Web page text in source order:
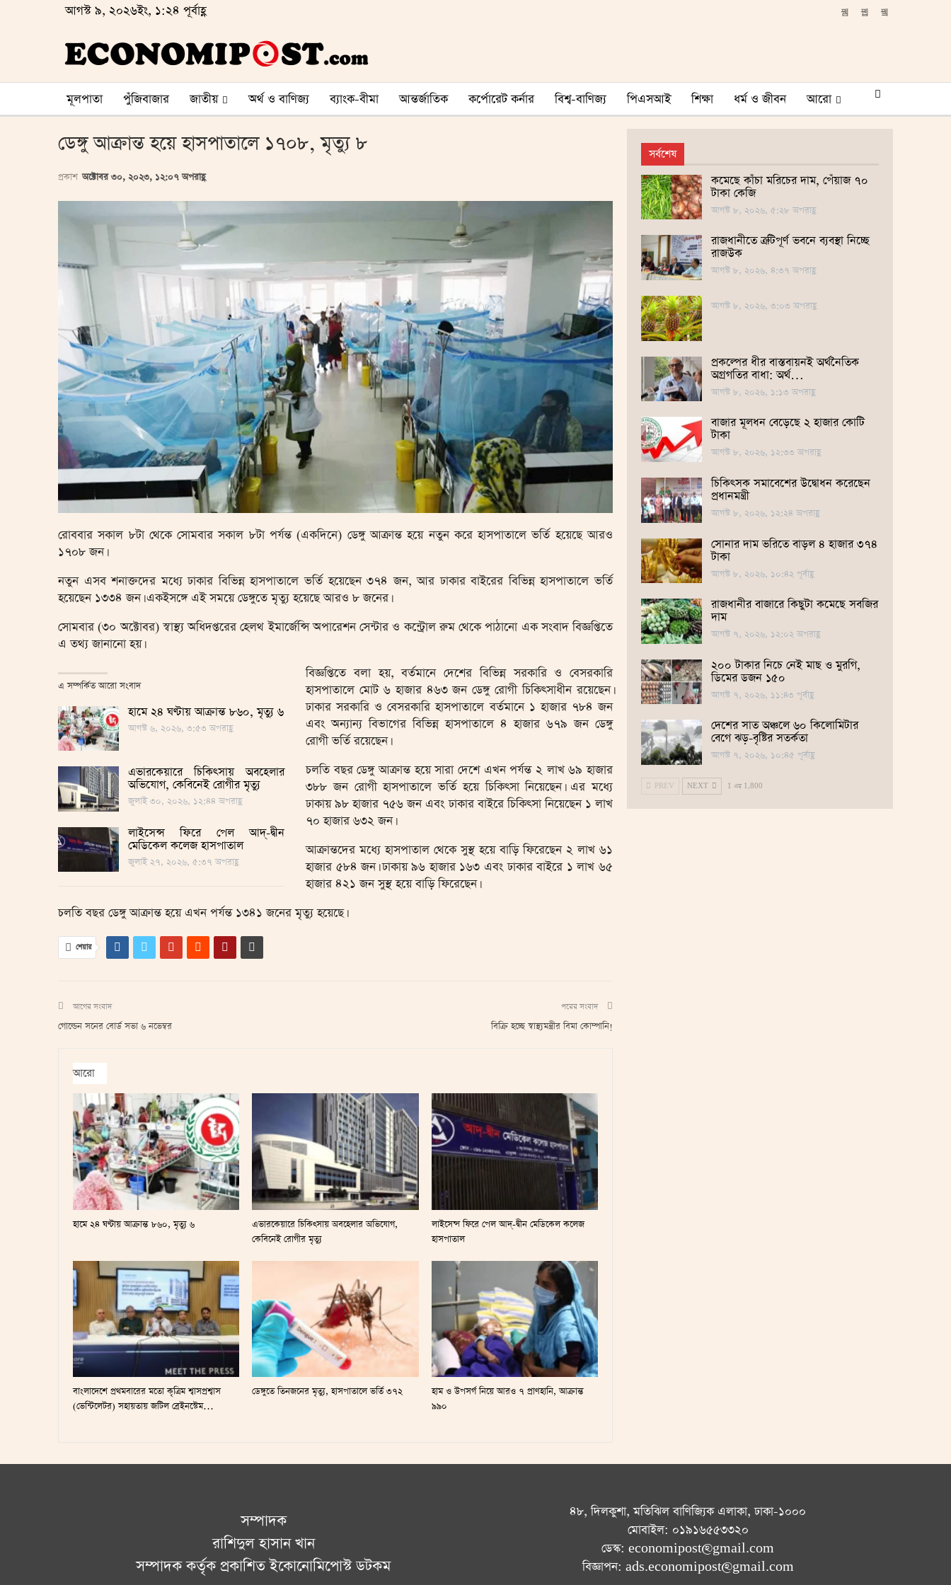
আগস্ট ৯, ২০২৬ইং, ১:২৪ পূর্বাহ্ণ
মূলপাতা পুঁজিবাজার জাতীয় অর্থ ও বাণিজ্য ব্যাংক-বীমা আন্তর্জাতিক কর্পোরেট কর্নার বিশ্ব-বাণিজ্য পিএসআই শিক্ষা ধর্ম ও জীবন আরো
ডেঙ্গু আক্রান্ত হয়ে হাসপাতালে ১৭০৮, মৃত্যু ৮
প্রকাশ অক্টোবর ৩০, ২০২৩, ১২:০৭ অপরাহ্ণ
রোববার সকাল ৮টা থেকে সোমবার সকাল ৮টা পর্যন্ত (একদিনে) ডেঙ্গু আক্রান্ত হয়ে নতুন করে হাসপাতালে ভর্তি হয়েছে আরও
১৭০৮ জন।
নতুন এসব শনাক্তদের মধ্যে ঢাকার বিভিন্ন হাসপাতালে ভর্তি হয়েছেন ৩৭৪ জন, আর ঢাকার বাইরের বিভিন্ন হাসপাতালে ভর্তি
হয়েছেন ১৩৩৪ জন। একইসঙ্গে এই সময়ে ডেঙ্গুতে মৃত্যু হয়েছে আরও ৮ জনের।
সোমবার (৩০ অক্টোবর) স্বাস্থ্য অধিদপ্তরের হেলথ ইমার্জেন্সি অপারেশন সেন্টার ও কন্ট্রোল রুম থেকে পাঠানো এক সংবাদ বিজ্ঞপ্তিতে
এ তথ্য জানানো হয়।
এ সম্পর্কিত আরো সংবাদ
হামে ২৪ ঘণ্টায় আক্রান্ত ৮৬০, মৃত্যু ৬
আগস্ট ৬, ২০২৬, ৩:৫৩ অপরাহ্ণ
এভারকেয়ারে চিকিৎসায় অবহেলার
অভিযোগ, কেবিনেই রোগীর মৃত্যু
জুলাই ৩০, ২০২৬, ১২:৪৪ অপরাহ্ণ
লাইসেন্স ফিরে পেল আদ্-দ্বীন
মেডিকেল কলেজ হাসপাতাল
জুলাই ২৭, ২০২৬, ৫:৩৭ অপরাহ্ণ
বিজ্ঞপ্তিতে বলা হয়, বর্তমানে দেশের বিভিন্ন সরকারি ও বেসরকারি
হাসপাতালে মোট ৬ হাজার ৪৬৩ জন ডেঙ্গু রোগী চিকিৎসাধীন রয়েছেন।
ঢাকার সরকারি ও বেসরকারি হাসপাতালে বর্তমানে ১ হাজার ৭৮৪ জন
এবং অন্যান্য বিভাগের বিভিন্ন হাসপাতালে ৪ হাজার ৬৭৯ জন ডেঙ্গু
রোগী ভর্তি রয়েছেন।
চলতি বছর ডেঙ্গু আক্রান্ত হয়ে সারা দেশে এখন পর্যন্ত ২ লাখ ৬৯ হাজার
৩৮৮ জন রোগী হাসপাতালে ভর্তি হয়ে চিকিৎসা নিয়েছেন। এর মধ্যে
ঢাকায় ৯৮ হাজার ৭৫৬ জন এবং ঢাকার বাইরে চিকিৎসা নিয়েছেন ১ লাখ
৭০ হাজার ৬৩২ জন।
আক্রান্তদের মধ্যে হাসপাতাল থেকে সুস্থ হয়ে বাড়ি ফিরেছেন ২ লাখ ৬১
হাজার ৫৮৪ জন। ঢাকায় ৯৬ হাজার ১৬৩ এবং ঢাকার বাইরে ১ লাখ ৬৫
হাজার ৪২১ জন সুস্থ হয়ে বাড়ি ফিরেছেন।
চলতি বছর ডেঙ্গু আক্রান্ত হয়ে এখন পর্যন্ত ১৩৪১ জনের মৃত্যু হয়েছে।
শেয়ার
আগের সংবাদ
গোল্ডেন সনের বোর্ড সভা ৬ নভেম্বর
পরের সংবাদ
বিক্রি হচ্ছে স্বাস্থ্যমন্ত্রীর বিমা কোম্পানি!
আরো
হামে ২৪ ঘণ্টায় আক্রান্ত ৮৬০, মৃত্যু ৬
এভারকেয়ারে চিকিৎসায় অবহেলার অভিযোগ,
কেবিনেই রোগীর মৃত্যু
লাইসেন্স ফিরে পেল আদ্-দ্বীন মেডিকেল কলেজ
হাসপাতাল
বাংলাদেশে প্রথমবারের মতো কৃত্রিম শ্বাসপ্রশ্বাস
(ভেন্টিলেটর) সহায়তায় জটিল ব্রেইনস্টেম…
ডেঙ্গুতে তিনজনের মৃত্যু, হাসপাতালে ভর্তি ৩৭২
হাম ও উপসর্গ নিয়ে আরও ৭ প্রাণহানি, আক্রান্ত
৯৯০
সর্বশেষ
কমেছে কাঁচা মরিচের দাম, পেঁয়াজ ৭০
টাকা কেজি
আগস্ট ৮, ২০২৬, ৫:২৮ অপরাহ্ণ
রাজধানীতে ত্রুটিপূর্ণ ভবনে ব্যবস্থা নিচ্ছে
রাজউক
আগস্ট ৮, ২০২৬, ৪:৩৭ অপরাহ্ণ
আগস্ট ৮, ২০২৬, ৩:০৩ অপরাহ্ণ
প্রকল্পের ধীর বাস্তবায়নই অর্থনৈতিক
অগ্রগতির বাধা: অর্থ…
আগস্ট ৮, ২০২৬, ১:১৩ অপরাহ্ণ
বাজার মূলধন বেড়েছে ২ হাজার কোটি
টাকা
আগস্ট ৮, ২০২৬, ১২:৩৩ অপরাহ্ণ
চিকিৎসক সমাবেশের উদ্বোধন করেছেন
প্রধানমন্ত্রী
আগস্ট ৮, ২০২৬, ১২:২৪ অপরাহ্ণ
সোনার দাম ভ‌রি‌তে বাড়ল ৪ হাজার ৩৭৪
টাকা
আগস্ট ৮, ২০২৬, ১০:৪২ পূর্বাহ্ণ
রাজধানীর বাজারে কিছুটা কমেছে সবজির
দাম
আগস্ট ৭, ২০২৬, ১২:০২ অপরাহ্ণ
২০০ টাকার নিচে নেই মাছ ও মুরগি,
ডিমের ডজন ১৫০
আগস্ট ৭, ২০২৬, ১১:৪৩ পূর্বাহ্ণ
দেশের সাত অঞ্চলে ৬০ কিলোমিটার
বেগে ঝড়-বৃষ্টির সতর্কতা
আগস্ট ৭, ২০২৬, ১০:৪৫ পূর্বাহ্ণ
PREV NEXT 1 এর 1,800
সম্পাদক
রাশিদুল হাসান খান
সম্পাদক কর্তৃক প্রকাশিত ইকোনোমিপোস্ট ডটকম
৪৮, দিলকুশা, মতিঝিল বাণিজ্যিক এলাকা, ঢাকা-১০০০
মোবাইল: ০১৯১৬৫৫৩৩২০
ডেস্ক: economipost@gmail.com
বিজ্ঞাপন: ads.economipost@gmail.com